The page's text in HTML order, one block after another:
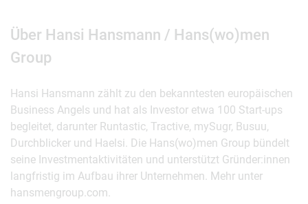
Über Hansi Hansmann / Hans(wo)men
Group
Hansi Hansmann zählt zu den bekanntesten europäischen
Business Angels und hat als Investor etwa 100 Start-ups
begleitet, darunter Runtastic, Tractive, mySugr, Busuu,
Durchblicker und Haelsi. Die Hans(wo)men Group bündelt
seine Investmentaktivitäten und unterstützt Gründer:innen
langfristig im Aufbau ihrer Unternehmen. Mehr unter
hansmengroup.com.